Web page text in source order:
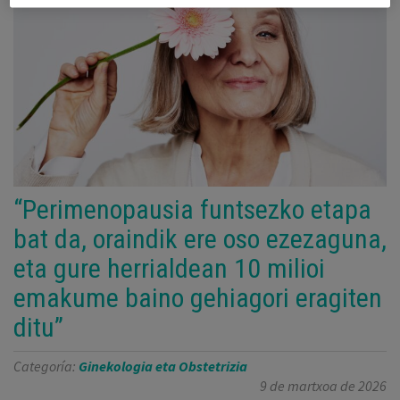
“Perimenopausia funtsezko etapa
bat da, oraindik ere oso ezezaguna,
eta gure herrialdean 10 milioi
emakume baino gehiagori eragiten
ditu”
Categoría: Ginekologia eta Obstetrizia
9 de martxoa de 2026